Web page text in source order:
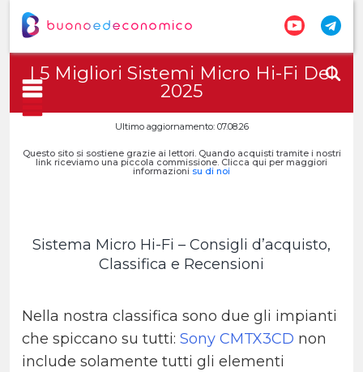
I 5 Migliori Sistemi Micro Hi-Fi Del
2025
Ultimo aggiornamento: 07.08.26
Questo sito si sostiene grazie ai lettori. Quando acquisti tramite i nostri
link riceviamo una piccola commissione. Clicca qui per maggiori
informazioni su di noi
Sistema Micro Hi-Fi – Consigli d’acquisto,
Classifica e Recensioni
Nella nostra classifica sono due gli impianti
che spiccano su tutti: Sony CMTX3CD non
include solamente tutti gli elementi